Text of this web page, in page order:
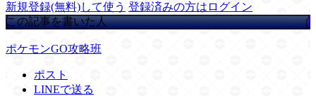
新規登録(無料)して使う 登録済みの方はログイン
この記事を書いた人
ポケモンGO攻略班
ポスト
LINEで送る